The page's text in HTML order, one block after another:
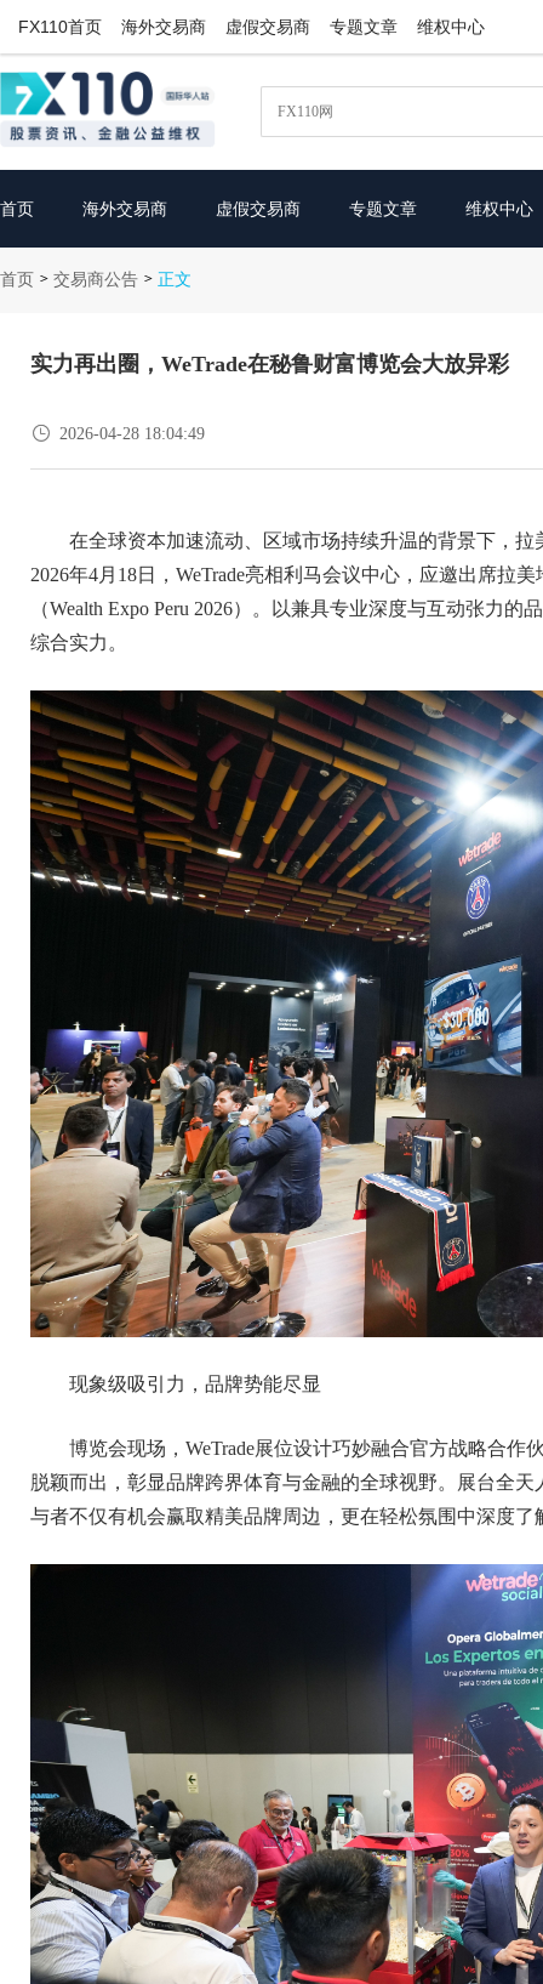
FX110首页 海外交易商 虚假交易商 专题文章 维权中心
首页 海外交易商 虚假交易商 专题文章 维权中心
首页 > 交易商公告 > 正文
实力再出圈，WeTrade在秘鲁财富博览会大放异彩
 2026-04-28 18:04:49
在全球资本加速流动、区域市场持续升温的背景下，
2026年4月18日，WeTrade亮相利马会议中心，应邀出席
（Wealth Expo Peru 2026）。以兼具专业深度与互动张力
综合实力。
现象级吸引力，品牌势能尽显
博览会现场，WeTrade展位设计巧妙融合官方战略合
脱颖而出，彰显品牌跨界体育与金融的全球视野。展台全
与者不仅有机会赢取精美品牌周边，更在轻松氛围中深度了